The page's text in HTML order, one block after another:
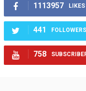
1113957 LIKES
441 FOLLOWERS
758